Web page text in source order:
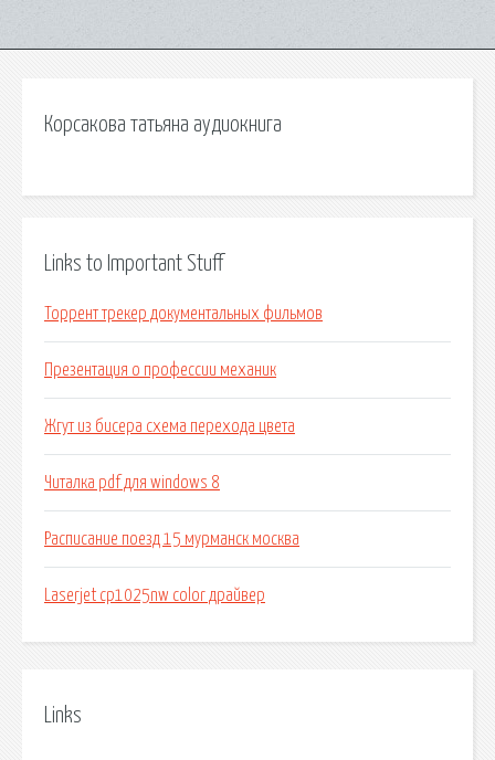
Корсакова татьяна аудиокнига
Links to Important Stuff
Торрент трекер документальных фильмов
Презентация о профессии механик
Жгут из бисера схема перехода цвета
Читалка pdf для windows 8
Расписание поезд 15 мурманск москва
Laserjet cp1025nw color драйвер
Links